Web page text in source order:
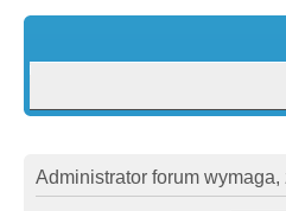
Administrator forum